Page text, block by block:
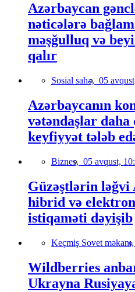
Azərbaycan
nəticələrə
məşğulluq və
qalır
Sosial sahə, 05
Azərbaycanın
vətəndaşlar daha
keyfiyyət tələb
Biznes, 05 avqust,
Güzəştlərin ləğvi
hibrid və
istiqaməti dəyişib
Keçmiş Sovet məkanı,
Wildberries
Ukrayna